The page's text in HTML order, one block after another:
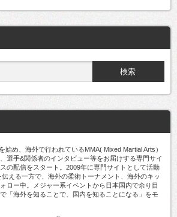
始め、海外で行われているMMA( Mixed Martial Arts）
選手&関係者のインタビュー等をお届けする専門サイ
の配信をスタート。2009年に専門サイトとして活動
える一方で、海外の柔術トーナメント、海外のキッ
ロー中。メジャー系イベントから日本国内で余り目
「海外を知ることで、国内を知ることになる」をモ